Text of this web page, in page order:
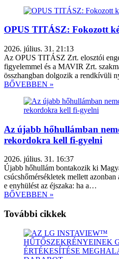
OPUS TITÁSZ: Fokozott
2026. július. 31. 21:13
Az OPUS TITÁSZ Zrt. elosztói
figyelemmel és a MAVIR Zrt.
összhangban dolgozik a rendkívüli
BŐVEBBEN »
Az újabb hőhullámban
rekordokra kell fi-gyelni
2026. július. 31. 16:37
Újabb hőhullám bontakozik ki
csúcshőmérsékletek mellett
e enyhülést az éjszaka: ha a…
BŐVEBBEN »
További cikkek